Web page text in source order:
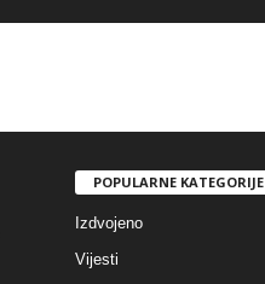
POPULARNE KATEGORIJE
Izdvojeno
Vijesti